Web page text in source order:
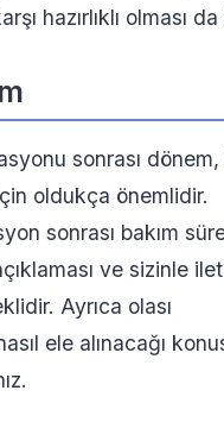
hazırlıklı olması
sonrası dönem,
oldukça önemlidir.
sonrası bakım
ve sizinle
Ayrıca olası
ele alınacağı